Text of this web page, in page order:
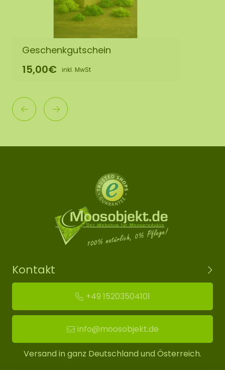
Geschenkgutschein
15,00€ inkl. MwSt
Kontakt
+49 15203504101
info@moosobjekt.de
Versand in ganz Deutschland und Österreich.